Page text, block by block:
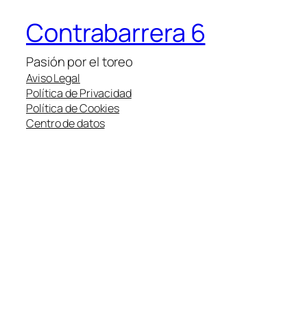
Contrabarrera 6
Pasión por el toreo
Aviso Legal
Política de Privacidad
Política de Cookies
Centro de datos